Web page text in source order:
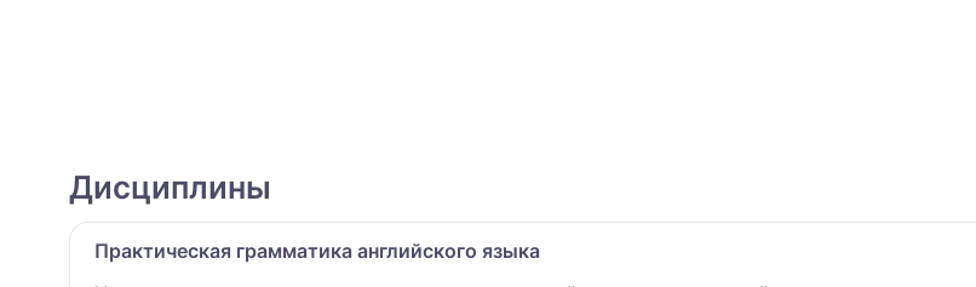
Дисциплины
Практическая грамматика английского языка